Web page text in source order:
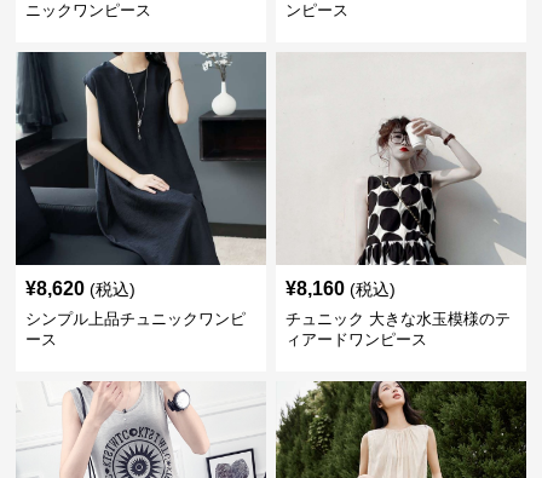
ニックワンピース
ンピース
¥8,620 (税込)
シンプル上品チュニックワンピ
ース
¥8,160 (税込)
チュニック 大きな水玉模様のテ
ィアードワンピース